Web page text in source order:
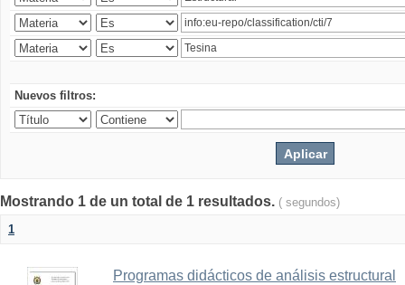
Nuevos filtros:
Mostrando 1 de un total de 1 resultados. ( segundos)
1
Programas didácticos de análisis estructural